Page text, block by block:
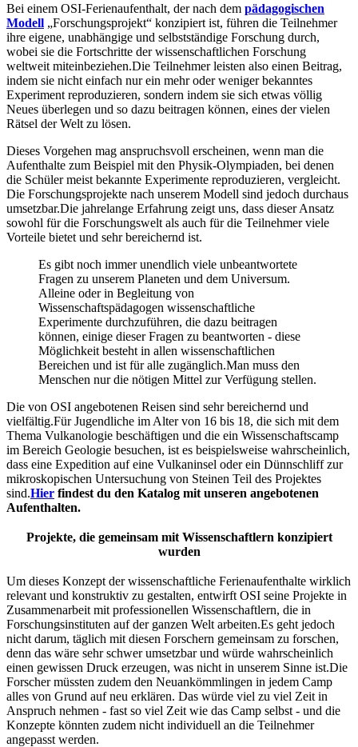
Bei einem OSI-Ferienaufenthalt, der nach dem pädagogischen
Modell „Forschungsprojekt“ konzipiert ist, führen die Teilnehmer
ihre eigene, unabhängige und selbstständige Forschung durch,
wobei sie die Fortschritte der wissenschaftlichen Forschung
weltweit miteinbeziehen.Die Teilnehmer leisten also einen Beitrag,
indem sie nicht einfach nur ein mehr oder weniger bekanntes
Experiment reproduzieren, sondern indem sie sich etwas völlig
Neues überlegen und so dazu beitragen können, eines der vielen
Rätsel der Welt zu lösen.
Dieses Vorgehen mag anspruchsvoll erscheinen, wenn man die
Aufenthalte zum Beispiel mit den Physik-Olympiaden, bei denen
die Schüler meist bekannte Experimente reproduzieren, vergleicht.
Die Forschungsprojekte nach unserem Modell sind jedoch durchaus
umsetzbar.Die jahrelange Erfahrung zeigt uns, dass dieser Ansatz
sowohl für die Forschungswelt als auch für die Teilnehmer viele
Vorteile bietet und sehr bereichernd ist.
Es gibt noch immer unendlich viele unbeantwortete
Fragen zu unserem Planeten und dem Universum.
Alleine oder in Begleitung von
Wissenschaftspädagogen wissenschaftliche
Experimente durchzuführen, die dazu beitragen
können, einige dieser Fragen zu beantworten - diese
Möglichkeit besteht in allen wissenschaftlichen
Bereichen und ist für alle zugänglich.Man muss den
Menschen nur die nötigen Mittel zur Verfügung stellen.
Die von OSI angebotenen Reisen sind sehr bereichernd und
vielfältig.Für Jugendliche im Alter von 16 bis 18, die sich mit dem
Thema Vulkanologie beschäftigen und die ein Wissenschaftscamp
im Bereich Geologie besuchen, ist es beispielsweise wahrscheinlich,
dass eine Expedition auf eine Vulkaninsel oder ein Dünnschliff zur
mikroskopischen Untersuchung von Steinen Teil des Projektes
sind.Hier findest du den Katalog mit unseren angebotenen
Aufenthalten.
Projekte, die gemeinsam mit Wissenschaftlern konzipiert
wurden
Um dieses Konzept der wissenschaftliche Ferienaufenthalte wirklich
relevant und konstruktiv zu gestalten, entwirft OSI seine Projekte in
Zusammenarbeit mit professionellen Wissenschaftlern, die in
Forschungsinstituten auf der ganzen Welt arbeiten.Es geht jedoch
nicht darum, täglich mit diesen Forschern gemeinsam zu forschen,
denn das wäre sehr schwer umsetzbar und würde wahrscheinlich
einen gewissen Druck erzeugen, was nicht in unserem Sinne ist.Die
Forscher müssten zudem den Neuankömmlingen in jedem Camp
alles von Grund auf neu erklären. Das würde viel zu viel Zeit in
Anspruch nehmen - fast so viel Zeit wie das Camp selbst - und die
Konzepte könnten zudem nicht individuell an die Teilnehmer
angepasst werden.